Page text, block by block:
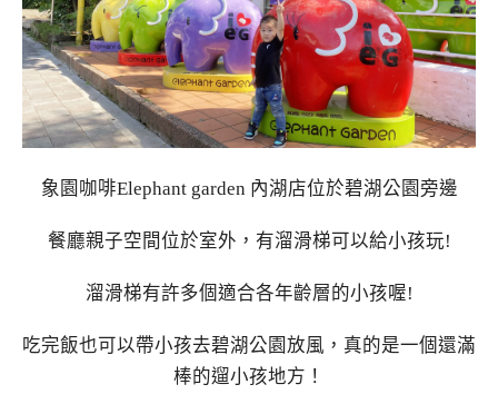
象園咖啡Elephant garden 內湖店位於碧湖公園旁邊
餐廳親子空間位於室外，有溜滑梯可以給小孩玩!
溜滑梯有許多個適合各年齡層的小孩喔!
吃完飯也可以帶小孩去碧湖公園放風，真的是一個還滿
棒的遛小孩地方！